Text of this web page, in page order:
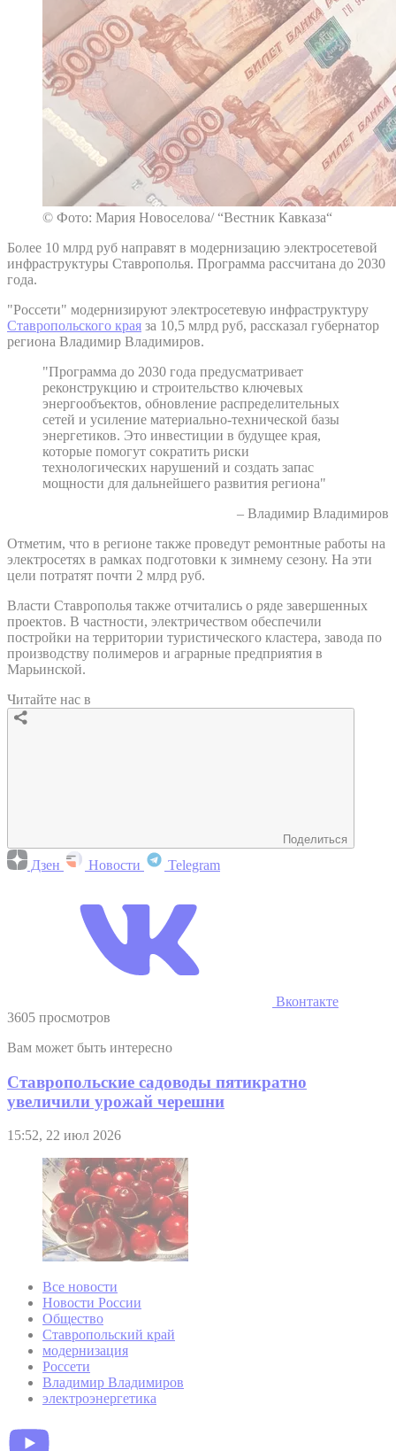
© Фото: Мария Новоселова/ “Вестник Кавказа“
Более 10 млрд руб направят в модернизацию электросетевой
инфраструктуры Ставрополья. Программа рассчитана до 2030
года.
"Россети" модернизируют электросетевую инфраструктуру
Ставропольского края за 10,5 млрд руб, рассказал губернатор
региона Владимир Владимиров.
"Программа до 2030 года предусматривает
реконструкцию и строительство ключевых
энергообъектов, обновление распределительных
сетей и усиление материально-технической базы
энергетиков. Это инвестиции в будущее края,
которые помогут сократить риски
технологических нарушений и создать запас
мощности для дальнейшего развития региона"
– Владимир Владимиров
Отметим, что в регионе также проведут ремонтные работы на
электросетях в рамках подготовки к зимнему сезону. На эти
цели потратят почти 2 млрд руб.
Власти Ставрополья также отчитались о ряде завершенных
проектов. В частности, электричеством обеспечили
постройки на территории туристического кластера, завода по
производству полимеров и аграрные предприятия в
Марьинской.
Читайте нас в
Поделиться
Дзен Новости Telegram
Вконтакте
3605 просмотров
Вам может быть интересно
Ставропольские садоводы пятикратно
увеличили урожай черешни
15:52, 22 июл 2026
Все новости
Новости России
Общество
Ставропольский край
модернизация
Россети
Владимир Владимиров
электроэнергетика